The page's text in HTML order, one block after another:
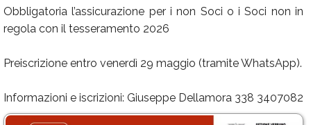
Obbligatoria l’assicurazione per i non Soci o i Soci non in
regola con il tesseramento 2026
Preiscrizione entro venerdì 29 maggio (tramite WhatsApp).
Informazioni e iscrizioni: Giuseppe Dellamora 338 3407082